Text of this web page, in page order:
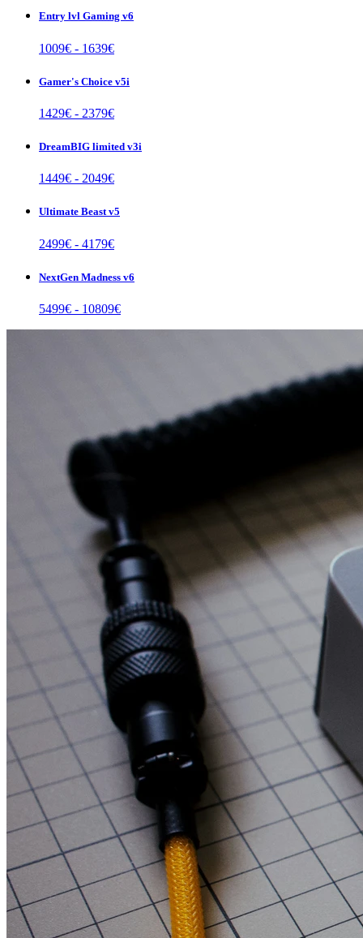
Entry lvl Gaming v6
1009€ - 1639€
Gamer's Choice v5i
1429€ - 2379€
DreamBIG limited v3i
1449€ - 2049€
Ultimate Beast v5
2499€ - 4179€
NextGen Madness v6
5499€ - 10809€